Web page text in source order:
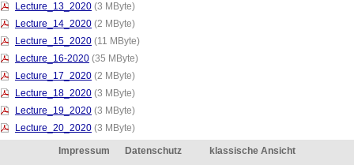
Lecture_13_2020 (3 MByte)
Lecture_14_2020 (2 MByte)
Lecture_15_2020 (11 MByte)
Lecture_16-2020 (35 MByte)
Lecture_17_2020 (2 MByte)
Lecture_18_2020 (3 MByte)
Lecture_19_2020 (3 MByte)
Lecture_20_2020 (3 MByte)
Impressum Datenschutz klassische Ansicht